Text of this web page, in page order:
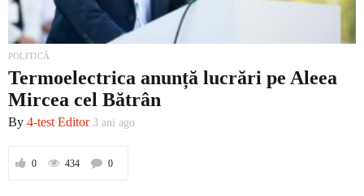
POLITICĂ
Termoelectrica anunță lucrări pe Aleea
Mircea cel Bătrân
By 4-test Editor 3 ani ago
0 434 0